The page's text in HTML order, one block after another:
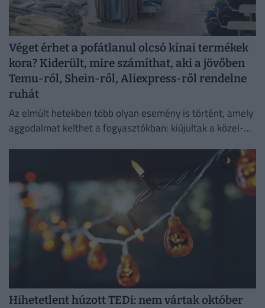
Véget érhet a pofátlanul olcsó kínai termékek
kora? Kiderült, mire számíthat, aki a jövőben
Temu-ról, Shein-ről, Aliexpress-ről rendelne
ruhát
Az elmúlt hetekben több olyan esemény is történt, amely
aggodalmat kelthet a fogyasztókban: kiújultak a közel-
Hihetetlent húzott TEDi: nem vártak október